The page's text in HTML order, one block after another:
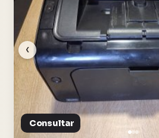
‹
Consultar